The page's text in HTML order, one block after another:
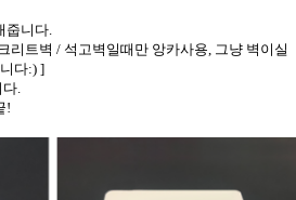
줍니다.
리트벽 / 석고벽일때만 앙카사용, 그냥 벽이실
다:) ]
.
!